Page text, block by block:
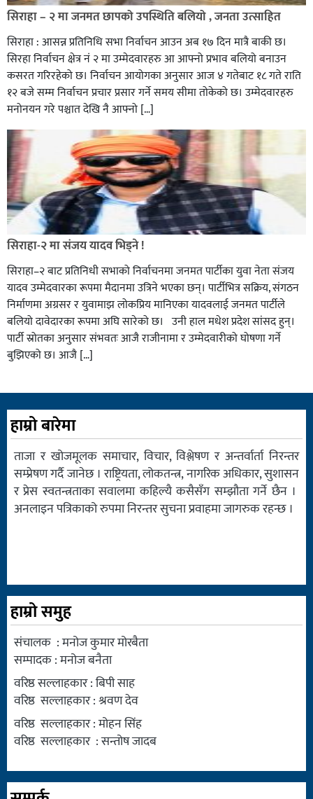
सिराहा – २ मा जनमत छापको उपस्थिति बलियो , जनता उत्साहित
सिराहा : आसन्न प्रतिनिधि सभा निर्वाचन आउन अब १७ दिन मात्रै बाकी छ।
सिरहा निर्वाचन क्षेत्र नं २ मा उम्मेदवारहरु आ आफ्नो प्रभाव बलियो बनाउन
कसरत गरिरहेको छ। निर्वाचन आयोगका अनुसार आज ४ गतेबाट १८ गते राति
१२ बजे सम्म निर्वाचन प्रचार प्रसार गर्ने समय सीमा तोकेको छ। उम्मेदवारहरु
मनोनयन गरे पश्चात देखि नै आफ्नो […]
सिराहा-२ मा संजय यादव भिड्ने !
सिराहा–२ बाट प्रतिनिधी सभाको निर्वाचनमा जनमत पार्टीका युवा नेता संजय
यादव उम्मेदवारका रूपमा मैदानमा उत्रिने भएका छन्। पार्टीभित्र सक्रिय, संगठन
निर्माणमा अग्रसर र युवामाझ लोकप्रिय मानिएका यादवलाई जनमत पार्टीले
बलियो दावेदारका रूपमा अघि सारेको छ। उनी हाल मधेश प्रदेश सांसद हुन्।
पार्टी स्रोतका अनुसार संभवतः आजै राजीनामा र उम्मेदवारीको घोषणा गर्ने
बुझिएको छ। आजै […]
हाम्रो बारेमा
ताजा र खोजमूलक समाचार, विचार, विश्लेषण र अन्तर्वार्ता निरन्तर
सम्प्रेषण गर्दै जानेछ । राष्ट्रियता, लोकतन्त्र, नागरिक अधिकार, सुशासन
र प्रेस स्वतन्त्रताका सवालमा कहिल्यै कसैसँग सम्झौता गर्ने छैन ।
अनलाइन पत्रिकाको रुपमा निरन्तर सुचना प्रवाहमा जागरुक रहन्छ ।
हाम्रो समुह
संचालक : मनोज कुमार मोरबैता
सम्पादक : मनोज बनैता
वरिष्ठ सल्लाहकार : बिपी साह
वरिष्ठ सल्लाहकार : श्रवण देव
वरिष्ठ सल्लाहकार : मोहन सिंह
वरिष्ठ सल्लाहकार : सन्तोष जादब